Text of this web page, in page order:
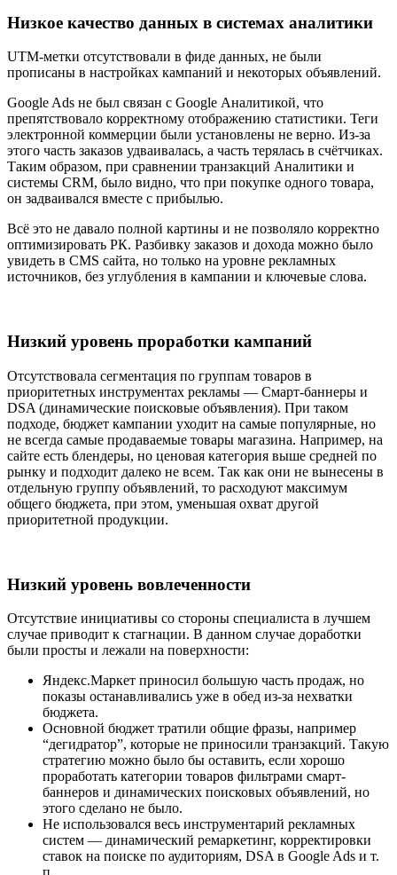
Низкое качество данных в системах аналитики
UTM-метки отсутствовали в фиде данных, не были
прописаны в настройках кампаний и некоторых объявлений.
Google Ads не был связан с Google Аналитикой, что
препятствовало корректному отображению статистики. Теги
электронной коммерции были установлены не верно. Из-за
этого часть заказов удваивалась, а часть терялась в счётчиках.
Таким образом, при сравнении транзакций Аналитики и
системы CRM, было видно, что при покупке одного товара,
он задваивался вместе с прибылью.
Всё это не давало полной картины и не позволяло корректно
оптимизировать РК. Разбивку заказов и дохода можно было
увидеть в CMS сайта, но только на уровне рекламных
источников, без углубления в кампании и ключевые слова.
Низкий уровень проработки кампаний
Отсутствовала сегментация по группам товаров в
приоритетных инструментах рекламы — Смарт-баннеры и
DSA (динамические поисковые объявления). При таком
подходе, бюджет кампании уходит на самые популярные, но
не всегда самые продаваемые товары магазина. Например, на
сайте есть блендеры, но ценовая категория выше средней по
рынку и подходит далеко не всем. Так как они не вынесены в
отдельную группу объявлений, то расходуют максимум
общего бюджета, при этом, уменьшая охват другой
приоритетной продукции.
Низкий уровень вовлеченности
Отсутствие инициативы со стороны специалиста в лучшем
случае приводит к стагнации. В данном случае доработки
были просты и лежали на поверхности:
Яндекс.Маркет приносил большую часть продаж, но
показы останавливались уже в обед из-за нехватки
бюджета.
Основной бюджет тратили общие фразы, например
“дегидратор”, которые не приносили транзакций. Такую
стратегию можно было бы оставить, если хорошо
проработать категории товаров фильтрами смарт-
баннеров и динамических поисковых объявлений, но
этого сделано не было.
Не использовался весь инструментарий рекламных
систем — динамический ремаркетинг, корректировки
ставок на поиске по аудиториям, DSA в Google Ads и т.